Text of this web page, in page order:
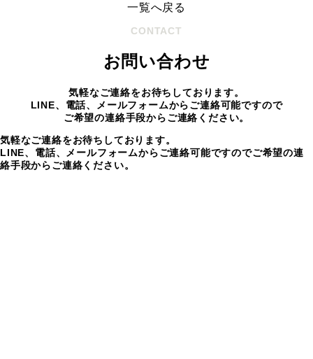
一覧へ戻る
CONTACT
お問い合わせ
気軽なご連絡をお待ちしております。
LINE、電話、メールフォームからご連絡可能ですので
ご希望の連絡手段からご連絡ください。
気軽なご連絡をお待ちしております。
LINE、電話、メールフォームからご連絡可能ですのでご希望の連
絡手段からご連絡ください。